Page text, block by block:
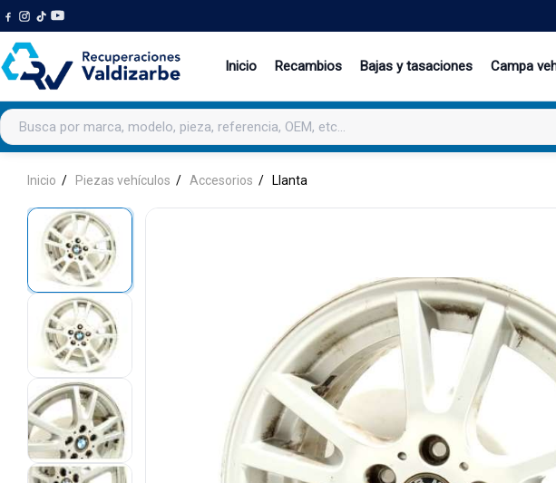
Inicio Recambios Bajas y tasaciones Campa
Buscar productos
Inicio Piezas vehículos Accesorios Llanta